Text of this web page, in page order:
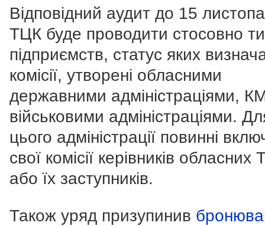
Відповідний аудит до 15
ТЦК буде проводити стосовно
підприємств, статус яких
комісії, утворені обласними
державними адміністраціями,
військовими адміністраціями.
цього адміністрації повинні
свої комісії керівників обласних
або їх заступників.
Також уряд призупинив